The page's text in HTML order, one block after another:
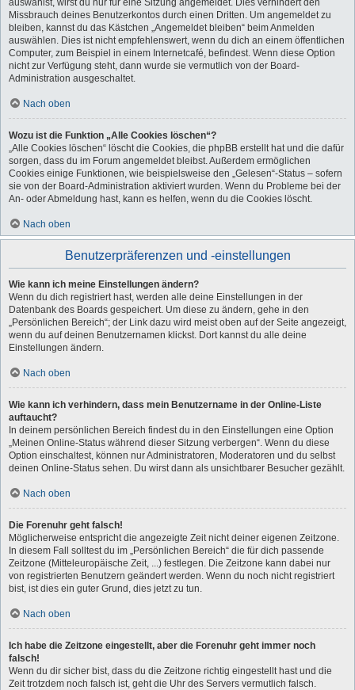
auswählst, wirst du nur für eine Sitzung angemeldet. Dies verhindert den
Missbrauch deines Benutzerkontos durch einen Dritten. Um angemeldet zu
bleiben, kannst du das Kästchen „Angemeldet bleiben“ beim Anmelden
auswählen. Dies ist nicht empfehlenswert, wenn du dich an einem öffentlichen
Computer, zum Beispiel in einem Internetcafé, befindest. Wenn diese Option
nicht zur Verfügung steht, dann wurde sie vermutlich von der Board-
Administration ausgeschaltet.
Nach oben
Wozu ist die Funktion „Alle Cookies löschen“?
„Alle Cookies löschen“ löscht die Cookies, die phpBB erstellt hat und die dafür
sorgen, dass du im Forum angemeldet bleibst. Außerdem ermöglichen
Cookies einige Funktionen, wie beispielsweise den „Gelesen“-Status – sofern
sie von der Board-Administration aktiviert wurden. Wenn du Probleme bei der
An- oder Abmeldung hast, kann es helfen, wenn du die Cookies löscht.
Nach oben
Benutzerpräferenzen und -einstellungen
Wie kann ich meine Einstellungen ändern?
Wenn du dich registriert hast, werden alle deine Einstellungen in der
Datenbank des Boards gespeichert. Um diese zu ändern, gehe in den
„Persönlichen Bereich“; der Link dazu wird meist oben auf der Seite angezeigt,
wenn du auf deinen Benutzernamen klickst. Dort kannst du alle deine
Einstellungen ändern.
Nach oben
Wie kann ich verhindern, dass mein Benutzername in der Online-Liste
auftaucht?
In deinem persönlichen Bereich findest du in den Einstellungen eine Option
„Meinen Online-Status während dieser Sitzung verbergen“. Wenn du diese
Option einschaltest, können nur Administratoren, Moderatoren und du selbst
deinen Online-Status sehen. Du wirst dann als unsichtbarer Besucher gezählt.
Nach oben
Die Forenuhr geht falsch!
Möglicherweise entspricht die angezeigte Zeit nicht deiner eigenen Zeitzone.
In diesem Fall solltest du im „Persönlichen Bereich“ die für dich passende
Zeitzone (Mitteleuropäische Zeit, ...) festlegen. Die Zeitzone kann dabei nur
von registrierten Benutzern geändert werden. Wenn du noch nicht registriert
bist, ist dies ein guter Grund, dies jetzt zu tun.
Nach oben
Ich habe die Zeitzone eingestellt, aber die Forenuhr geht immer noch
falsch!
Wenn du dir sicher bist, dass du die Zeitzone richtig eingestellt hast und die
Zeit trotzdem noch falsch ist, geht die Uhr des Servers vermutlich falsch.